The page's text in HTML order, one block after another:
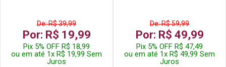
De: R$ 39,99
Por: R$ 19,99
Pix 5% OFF R$ 18,99
ou em até 1x R$ 19,99 Sem
Juros
De: R$ 59,99
Por: R$ 49,99
Pix 5% OFF R$ 47,49
ou em até 1x R$ 49,99 Sem
Juros